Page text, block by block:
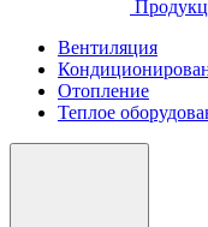
Вентиляция
Отопление
Теплое